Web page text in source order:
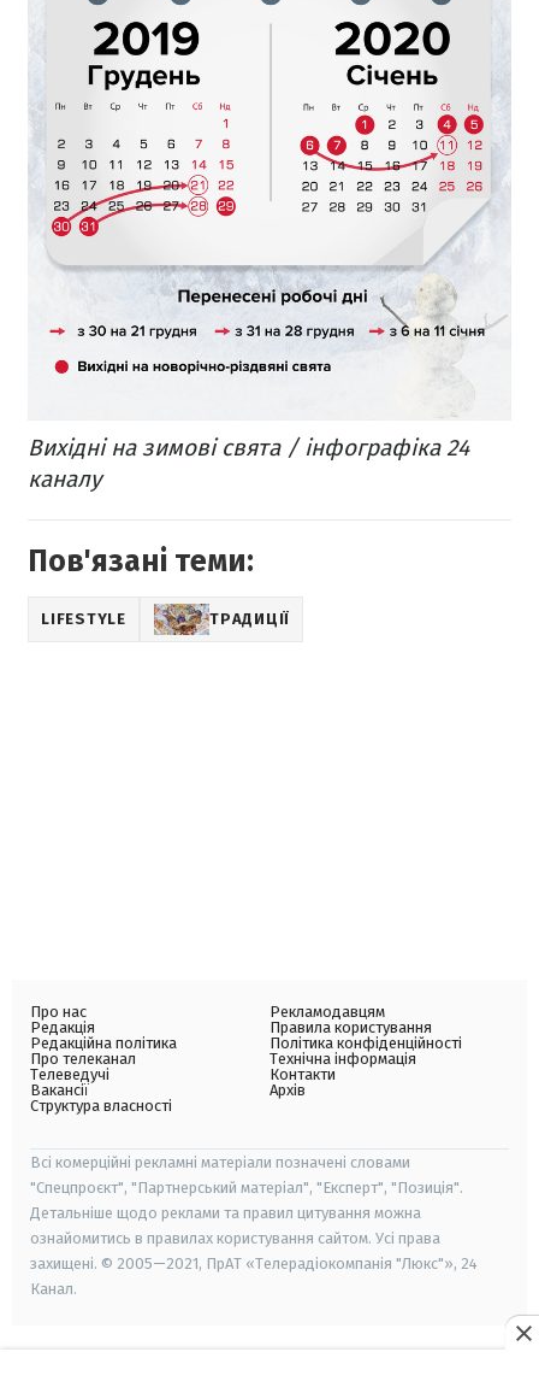
Вихідні на зимові свята / інфографіка 24
каналу
Пов'язані теми:
LIFESTYLE ТРАДИЦІЇ
Про нас
Редакція
Редакційна політика
Про телеканал
Телеведучі
Вакансії
Структура власності
Рекламодавцям
Правила користування
Політика конфіденційності
Технічна інформація
Контакти
Архів
Всі комерційні рекламні матеріали позначені словами
"Спецпроєкт", "Партнерський матеріал", "Експерт", "Позиція".
Детальніше щодо реклами та правил цитування можна
ознайомитись в правилах користування сайтом. Усі права
захищені. © 2005—2021, ПрАТ «Телерадіокомпанія "Люкс"», 24
Канал.